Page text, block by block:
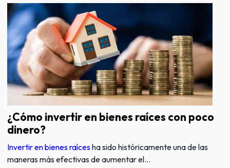
¿Cómo invertir en bienes raíces con poco
dinero​?
Invertir en bienes raícesha sido históricamente una de las
maneras más efectivas de aumentar el...